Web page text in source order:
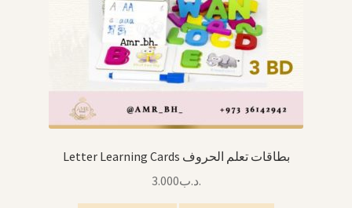
Letter Learning Cards بطاقات تعلم الحروف
.د.ب3.000